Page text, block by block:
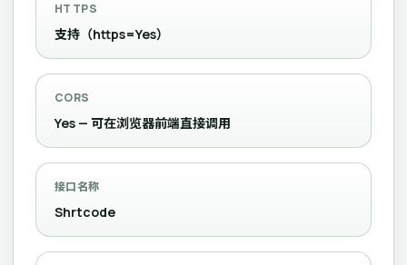
HTTPS
支持（https=Yes）
CORS
Yes — 可在浏览器前端直接调用
接口名称
Shrtcode